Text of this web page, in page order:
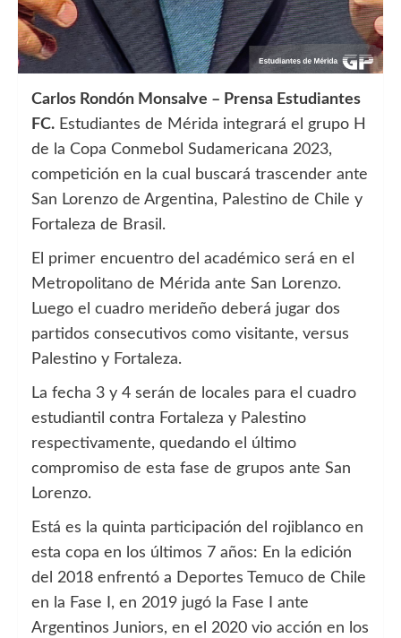
Carlos Rondón Monsalve – Prensa Estudiantes
FC. Estudiantes de Mérida integrará el grupo H
de la Copa Conmebol Sudamericana 2023,
competición en la cual buscará trascender ante
San Lorenzo de Argentina, Palestino de Chile y
Fortaleza de Brasil.
El primer encuentro del académico será en el
Metropolitano de Mérida ante San Lorenzo.
Luego el cuadro merideño deberá jugar dos
partidos consecutivos como visitante, versus
Palestino y Fortaleza.
La fecha 3 y 4 serán de locales para el cuadro
estudiantil contra Fortaleza y Palestino
respectivamente, quedando el último
compromiso de esta fase de grupos ante San
Lorenzo.
Está es la quinta participación del rojiblanco en
esta copa en los últimos 7 años: En la edición
del 2018 enfrentó a Deportes Temuco de Chile
en la Fase I, en 2019 jugó la Fase I ante
Argentinos Juniors, en el 2020 vio acción en los